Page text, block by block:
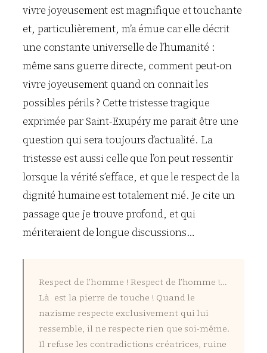
vivre joyeusement est magnifique et touchante
et, particulièrement, m’a émue car elle décrit
une constante universelle de l’humanité :
même sans guerre directe, comment peut-on
vivre joyeusement quand on connait les
possibles périls ? Cette tristesse tragique
exprimée par Saint-Exupéry me parait être une
question qui sera toujours d’actualité. La
tristesse est aussi celle que l’on peut ressentir
lorsque la vérité s’efface, et que le respect de la
dignité humaine est totalement nié. Je cite un
passage que je trouve profond, et qui
mériteraient de longue discussions…
Respect de l’homme ! Respect de l’homme !…
Là est la pierre de touche ! Quand le
nazisme respecte exclusivement qui lui
ressemble, il ne respecte rien que soi-même.
Il refuse les contradictions créatrices, ruine